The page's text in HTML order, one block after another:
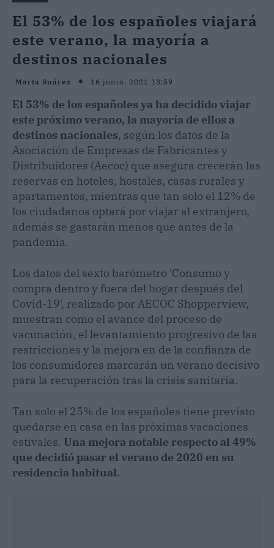
El 53% de los españoles viajará
este verano, la mayoría a
destinos nacionales
Marta Suárez 16 junio, 2021 13:59
El 53% de los españoles ya ha decidido viajar
este próximo verano, la mayoría de ellos a
destinos nacionales, según los datos de la
Asociación de Empresas de Fabricantes y
Distribuidores (Aecoc) que asegura crecerán las
reservas en hoteles, hostales, casas rurales y
apartamentos, mientras que tan solo el 12% de
los ciudadanos optará por viajar al extranjero,
además se gastarán menos que antes de la
pandemia.
Los datos del sexto barómetro 'Consumo y
compra dentro y fuera del hogar después del
Covid-19', realizado por AECOC Shopperview,
muestran como el avance del proceso de
vacunación, el levantamiento progresivo de las
restricciones y la mejora en de la confianza de
los consumidores marcarán un verano decisivo
para la recuperación tras la crisis sanitaria.
Tan solo el 25% de los españoles tiene previsto
quedarse en casa en las próximas vacaciones
estivales. Una mejora notable respecto al 49%
que decidió pasar el verano de 2020 en su
residencia habitual.